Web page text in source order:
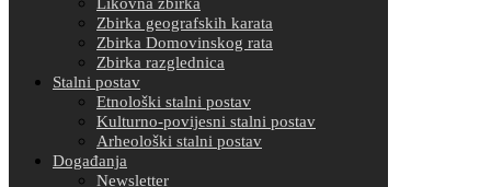
Zbirka geografskih karata
Zbirka Domovinskog rata
Zbirka razglednica
Stalni postav
Etnološki stalni postav
Kulturno-povijesni stalni postav
Arheološki stalni postav
Događanja
Newsletter